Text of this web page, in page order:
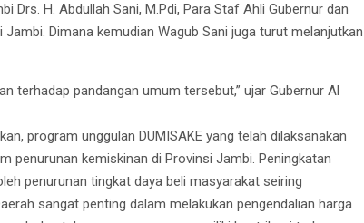
Drs. H. Abdullah Sani, M.Pdi, Para Staf Ahli Gubernur dan
Dimana kemudian Wagub Sani juga turut melanjutkan
terhadap pandangan umum tersebut,” ujar Gubernur Al
program unggulan DUMISAKE yang telah dilaksanakan
penurunan kemiskinan di Provinsi Jambi. Peningkatan
penurunan tingkat daya beli masyarakat seiring
sangat penting dalam melakukan pengendalian harga